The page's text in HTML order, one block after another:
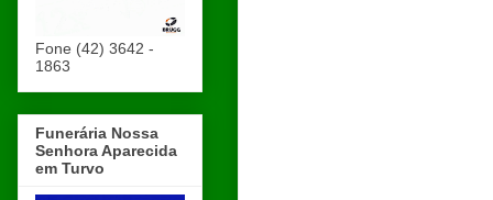
Fone (42) 3642 -
1863
Funerária Nossa
Senhora Aparecida
em Turvo